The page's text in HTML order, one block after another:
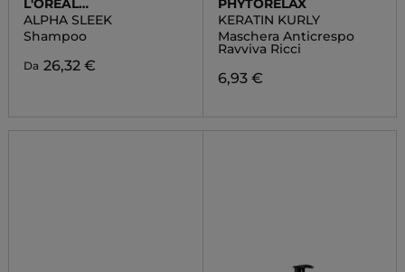
L'OREAL
PROFESSIONNEL
ALPHA SLEEK
Shampoo
Da 26,32 €
PHYTORELAX
KERATIN KURLY
Maschera Anticrespo
Ravviva Ricci
6,93 €